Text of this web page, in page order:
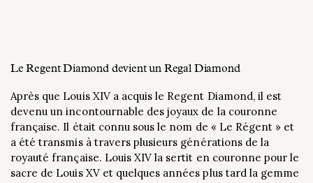
Le Regent Diamond devient un Regal Diamond
Après que Louis XIV a acquis le Regent Diamond, il est
devenu un incontournable des joyaux de la couronne
française. Il était connu sous le nom de « Le Régent » et
a été transmis à travers plusieurs générations de la
royauté française. Louis XIV la sertit en couronne pour le
sacre de Louis XV et quelques années plus tard la gemme